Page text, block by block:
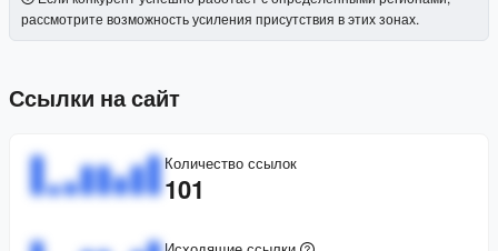
рассмотрите возможность усиления присутствия в этих зонах.
Ссылки на сайт
Количество ссылок
101